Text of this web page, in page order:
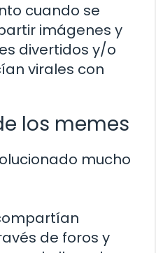
cuando se
imágenes y
divertidos y/o
virales con
los memes
mucho
de foros y